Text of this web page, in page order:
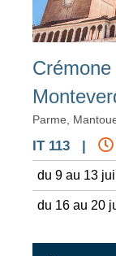
Parme,
IT 113 |
du 9 au 13
du 16 au 20